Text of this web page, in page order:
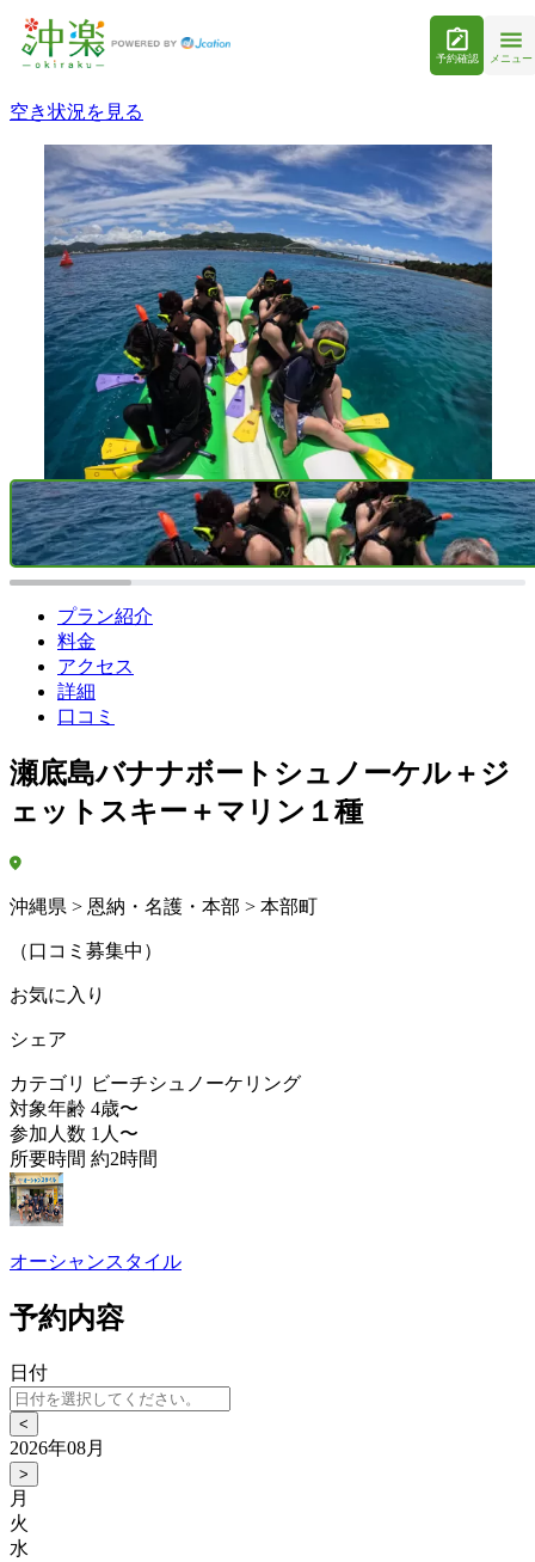
予約確認 メニュー
空き状況を見る
プラン紹介
料金
アクセス
詳細
口コミ
瀬底島バナナボートシュノーケル＋ジ
ェットスキー＋マリン１種
沖縄県 > 恩納・名護・本部 > 本部町
（口コミ募集中）
お気に入り
シェア
カテゴリ
ビーチシュノーケリング
対象年齢 4歳〜
参加人数 1人〜
所要時間 約2時間
オーシャンスタイル
予約内容
日付
<
2026年08月
>
月
火
水